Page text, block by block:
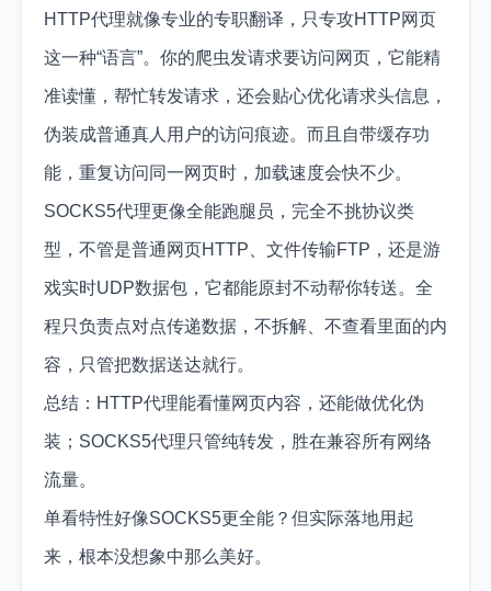
HTTP代理就像专业的专职翻译，只专攻HTTP网页
这一种“语言”。你的爬虫发请求要访问网页，它能精
准读懂，帮忙转发请求，还会贴心优化请求头信息，
伪装成普通真人用户的访问痕迹。而且自带缓存功
能，重复访问同一网页时，加载速度会快不少。
SOCKS5代理更像全能跑腿员，完全不挑协议类
型，不管是普通网页HTTP、文件传输FTP，还是游
戏实时UDP数据包，它都能原封不动帮你转送。全
程只负责点对点传递数据，不拆解、不查看里面的内
容，只管把数据送达就行。
总结：HTTP代理能看懂网页内容，还能做优化伪
装；SOCKS5代理只管纯转发，胜在兼容所有网络
流量。
单看特性好像SOCKS5更全能？但实际落地用起
来，根本没想象中那么美好。